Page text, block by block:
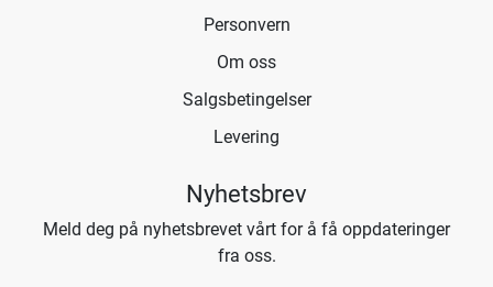
Personvern
Om oss
Salgsbetingelser
Levering
Nyhetsbrev
Meld deg på nyhetsbrevet vårt for å få oppdateringer
fra oss.